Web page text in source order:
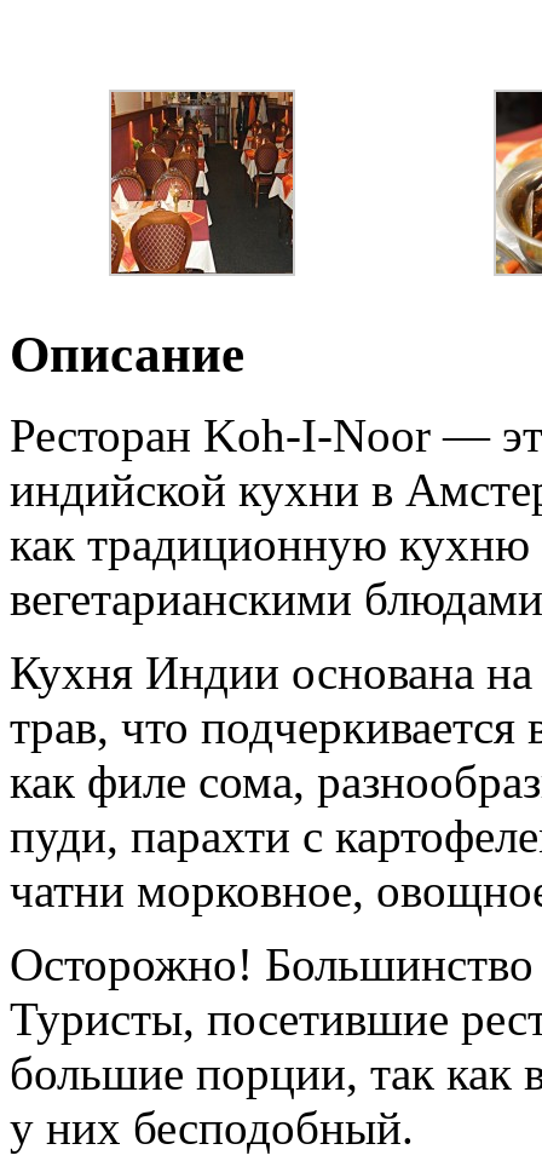
Описание
Ресторан Koh-I-Noor —
индийской кухни в
как традиционную кухню
вегетарианскими
Кухня Индии основана
трав, что
как филе сома,
пуди, парахти с
чатни морковное,
Осторожно! Большинство
Туристы, посетившие
большие порции, так как
у них бесподобный.